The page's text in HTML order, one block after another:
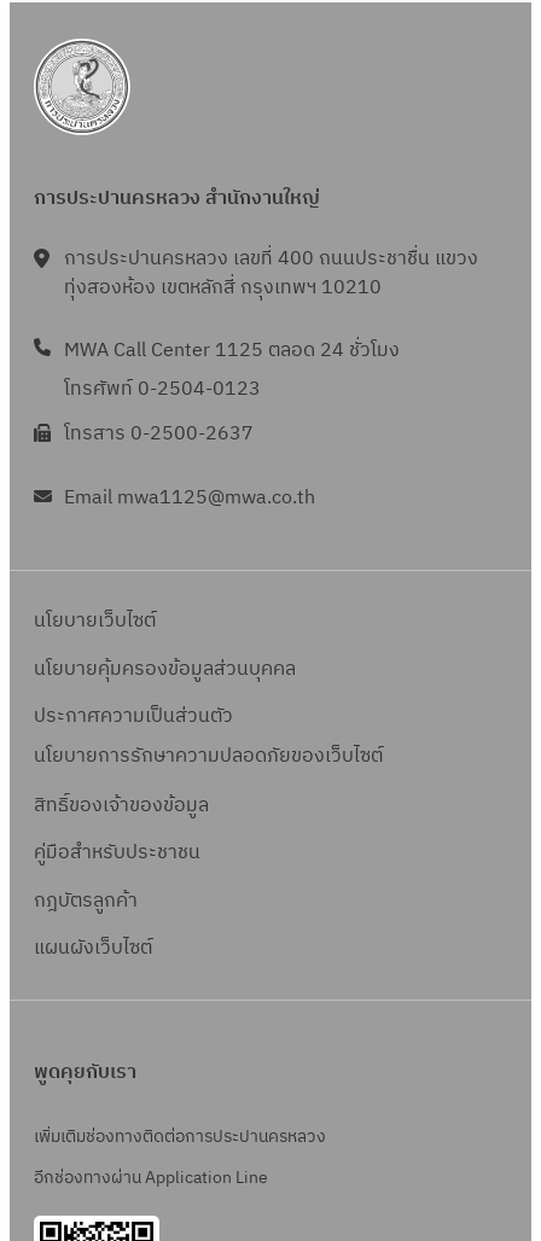
การประปานครหลวง สำนักงานใหญ่
การประปานครหลวง เลขที่ 400 ถนนประชาชื่น แขวง
ทุ่งสองห้อง เขตหลักสี่ กรุงเทพฯ 10210
MWA Call Center 1125 ตลอด 24 ชั่วโมง
โทรศัพท์ 0-2504-0123
โทรสาร 0-2500-2637
Email mwa1125@mwa.co.th
นโยบายเว็บไซต์
นโยบายคุ้มครองข้อมูลส่วนบุคคล
ประกาศความเป็นส่วนตัว
นโยบายการรักษาความปลอดภัยของเว็บไซต์
สิทธิ์ของเจ้าของข้อมูล
คู่มือสำหรับประชาชน
กฎบัตรลูกค้า
แผนผังเว็บไซต์
พูดคุยกับเรา
เพิ่มเติมช่องทางติดต่อการประปานครหลวง
อีกช่องทางผ่าน Application Line